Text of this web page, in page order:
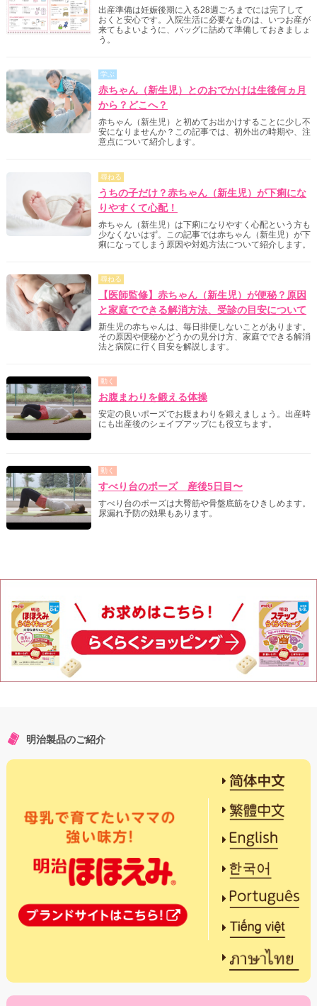
出産準備は妊娠後期に入る28週ごろまでには完了して
おくと安心です。入院生活に必要なものは、いつお産が
来てもよいように、バッグに詰めて準備しておきましょ
う。
学ぶ
赤ちゃん（新生児）とのおでかけは生後何ヵ月
から？どこへ？
赤ちゃん（新生児）と初めてお出かけすることに少し不
安になりませんか？この記事では、初外出の時期や、注
意点について紹介します。
尋ねる
うちの子だけ？赤ちゃん（新生児）が下痢にな
りやすくて心配！
赤ちゃん（新生児）は下痢になりやすく心配という方も
少なくないはず。この記事では赤ちゃん（新生児）が下
痢になってしまう原因や対処方法について紹介します。
尋ねる
【医師監修】赤ちゃん（新生児）が便秘？原因
と家庭でできる解消方法、受診の目安について
新生児の赤ちゃんは、毎日排便しないことがあります。
その原因や便秘かどうかの見分け方、家庭でできる解消
法と病院に行く目安を解説します。
動く
お腹まわりを鍛える体操
安定の良いポーズでお腹まわりを鍛えましょう。出産時
にも出産後のシェイプアップにも役立ちます。
動く
すべり台のポーズ 産後5日目〜
すべり台のポーズは大臀筋や骨盤底筋をひきしめます。
尿漏れ予防の効果もあります。
明治製品のご紹介